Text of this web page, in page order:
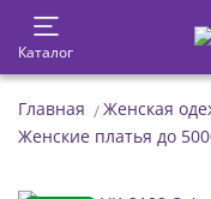
Каталог
Главная Женская
Женские платья до